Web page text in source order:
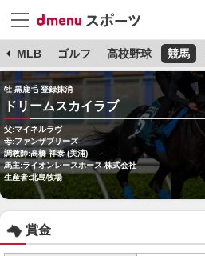
MLB ゴルフ 高校野球 競馬
牡 黒鹿毛 登録抹消
ドリームスカイラブ
父:マイネルラヴ
母:ファンザブリーズ
調教師:高橋 祥泰 (美浦)
馬主:ライオンレースホース 株式会社
生産者:北島牧場
賞金